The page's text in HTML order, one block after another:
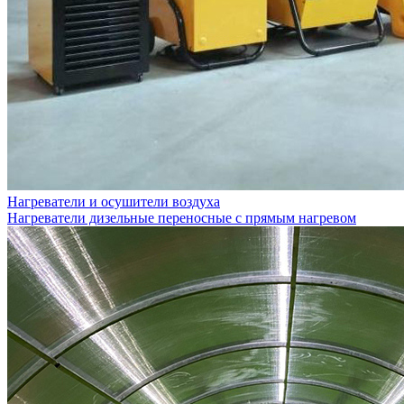
Нагреватели и осушители воздуха
Нагреватели дизельные переносные с прямым нагревом